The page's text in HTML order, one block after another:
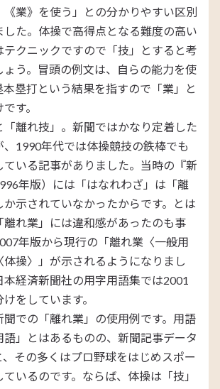
《業》を使う」との分かりやすい区別
した。体操で高得点となる難度の高い
テクニックですので「技」とすると考
ょう。冒頭の例文は、自らの能力を使
本塁打という結果を指すので「業」と
す。
離れ技」。新聞ではかなり定着した
1990年代では体操競技の鉄棒でも
ている記事がありました。当時の『新
年版）には「はなれわざ」は「離
か示されていなかったからです。とは
離れ業」には違和感があったのも事
年版から現行の「離れ業〈一般用
体操〉」が示されるようになりまし
本経済新聞社の用字用語集では2001
をしています。
での「離れ業」の使用例です。用語
」とはあるものの、新聞記事データ
その多くはプロ野球をはじめスポー
いるのです。ならば、体操は「技」